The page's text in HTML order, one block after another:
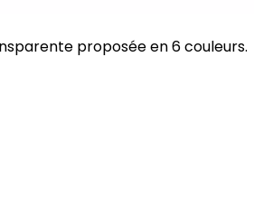
proposée en 6 couleurs.